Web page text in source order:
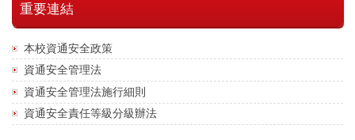
重要連結
本校資通安全政策
資通安全管理法
資通安全管理法施行細則
資通安全責任等級分級辦法